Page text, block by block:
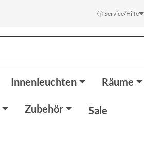
ⓘ Service/Hilfe
Innenleuchten Räume
Zubehör Sale